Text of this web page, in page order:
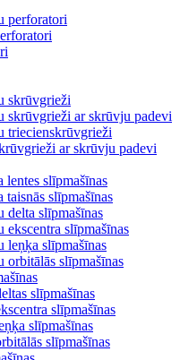
perforatori
skrūvgrieži
skrūvgrieži ar skrūvju padevi
triecienskrūvgrieži
ar skrūvju padevi
lentes slīpmašīnas
taisnās slīpmašīnas
delta slīpmašīnas
ekscentra slīpmašīnas
leņķa slīpmašīnas
orbitālās slīpmašīnas
slīpmašīnas
slīpmašīnas
slīpmašīnas
slīpmašīnas